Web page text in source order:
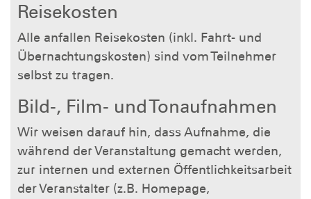
Reisekosten
Alle anfallen Reisekosten (inkl. Fahrt- und
Übernachtungskosten) sind vom Teilnehmer
selbst zu tragen.
Bild-, Film- und Tonaufnahmen
Wir weisen darauf hin, dass Aufnahme, die
während der Veranstaltung gemacht werden,
zur internen und externen Öffentlichkeitsarbeit
der Veranstalter (z.B. Homepage,